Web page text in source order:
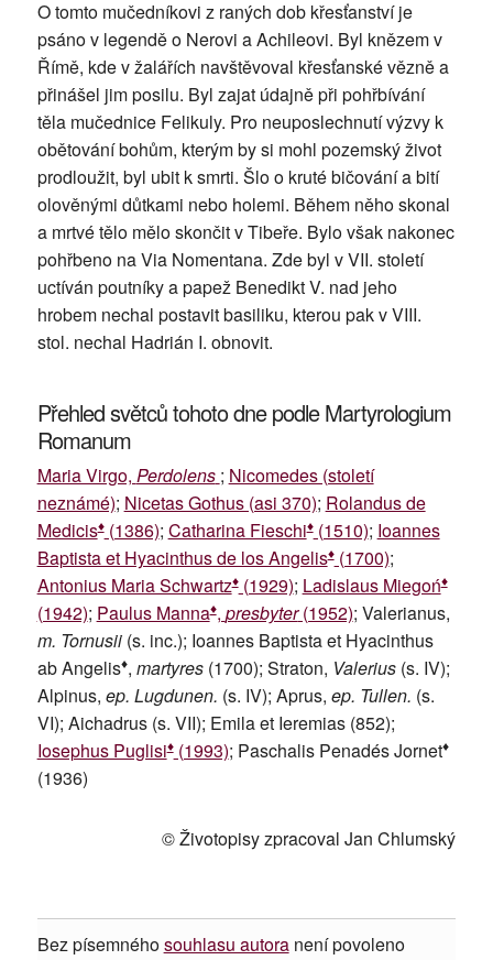
O tomto mučedníkovi z raných dob křesťanství je
psáno v legendě o Nerovi a Achileovi. Byl knězem v
Římě, kde v žalářích navštěvoval křesťanské vězně a
přinášel jim posilu. Byl zajat údajně při pohřbívání
těla mučednice Felikuly. Pro neuposlechnutí výzvy k
obětování bohům, kterým by si mohl pozemský život
prodloužit, byl ubit k smrti. Šlo o kruté bičování a bití
olověnými důtkami nebo holemi. Během něho skonal
a mrtvé tělo mělo skončit v Tibeře. Bylo však nakonec
pohřbeno na Via Nomentana. Zde byl v VII. století
uctíván poutníky a papež Benedikt V. nad jeho
hrobem nechal postavit basiliku, kterou pak v VIII.
stol. nechal Hadrián I. obnovit.
Přehled světců tohoto dne podle Martyrologium
Romanum
Maria Virgo, Perdolens ; Nicomedes (století
neznámé); Nicetas Gothus (asi 370); Rolandus de
Medicis♦(1386); Catharina Fieschi♦(1510); Ioannes
Baptista et Hyacinthus de los Angelis♦(1700);
Antonius Maria Schwartz♦(1929); Ladislaus Miegoń♦
(1942); Paulus Manna♦, presbyter(1952); Valerianus,
m. Tornusii(s. inc.); Ioannes Baptista et Hyacinthus
ab Angelis♦, martyres(1700); Straton, Valerius(s. IV);
Alpinus, ep. Lugdunen. (s. IV); Aprus, ep. Tullen. (s.
VI); Aichadrus (s. VII); Emila et Ieremias (852);
Iosephus Puglisi♦(1993); Paschalis Penadés Jornet♦
(1936)
© Životopisy zpracoval Jan Chlumský
Bez písemnéhosouhlasu autoranení povoleno